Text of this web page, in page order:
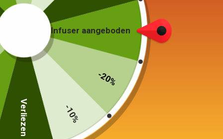
Théière Individuelle Porcelaine 480ml
65,00 €
Kleur
Kittype
Infuser aangeboden
-20%
-10%
Verliezen